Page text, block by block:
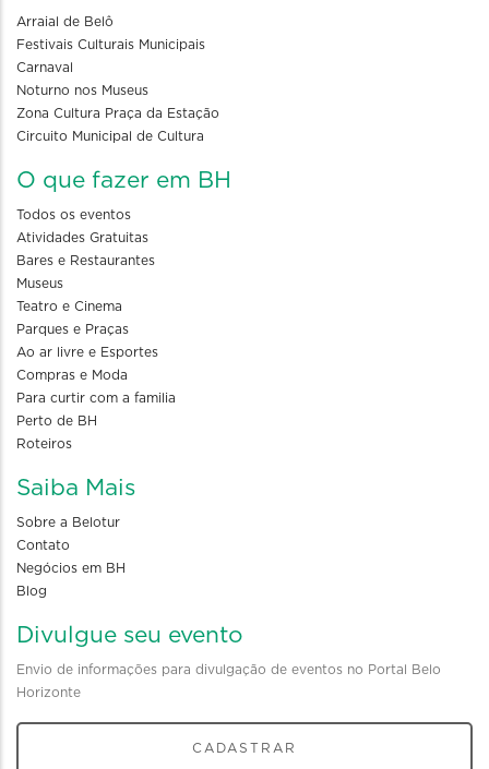
Arraial de Belô
Festivais Culturais Municipais
Carnaval
Noturno nos Museus
Zona Cultura Praça da Estação
Circuito Municipal de Cultura
O que fazer em BH
Todos os eventos
Atividades Gratuitas
Bares e Restaurantes
Museus
Teatro e Cinema
Parques e Praças
Ao ar livre e Esportes
Compras e Moda
Para curtir com a familia
Perto de BH
Roteiros
Saiba Mais
Sobre a Belotur
Contato
Negócios em BH
Blog
Divulgue seu evento
Envio de informações para divulgação de eventos no Portal Belo
Horizonte
CADASTRAR